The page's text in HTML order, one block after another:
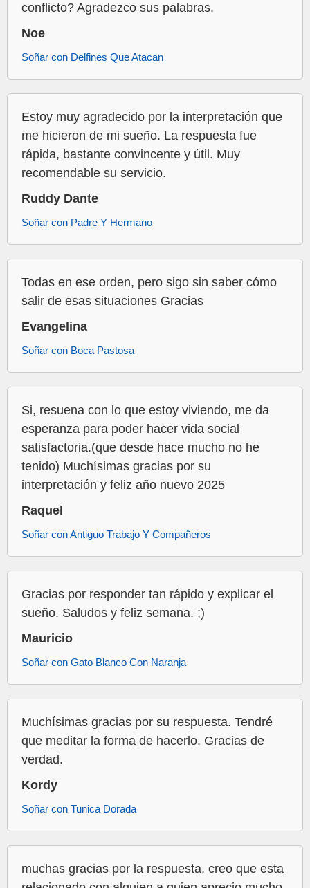
conflicto? Agradezco sus palabras.
Noe
Soñar con Delfines Que Atacan
Estoy muy agradecido por la interpretación que
me hicieron de mi sueño. La respuesta fue
rápida, bastante convincente y útil. Muy
recomendable su servicio.
Ruddy Dante
Soñar con Padre Y Hermano
Todas en ese orden, pero sigo sin saber cómo
salir de esas situaciones Gracias
Evangelina
Soñar con Boca Pastosa
Si, resuena con lo que estoy viviendo, me da
esperanza para poder hacer vida social
satisfactoria.(que desde hace mucho no he
tenido) Muchísimas gracias por su
interpretación y feliz año nuevo 2025
Raquel
Soñar con Antiguo Trabajo Y Compañeros
Gracias por responder tan rápido y explicar el
sueño. Saludos y feliz semana. ;)
Mauricio
Soñar con Gato Blanco Con Naranja
Muchísimas gracias por su respuesta. Tendré
que meditar la forma de hacerlo. Gracias de
verdad.
Kordy
Soñar con Tunica Dorada
muchas gracias por la respuesta, creo que esta